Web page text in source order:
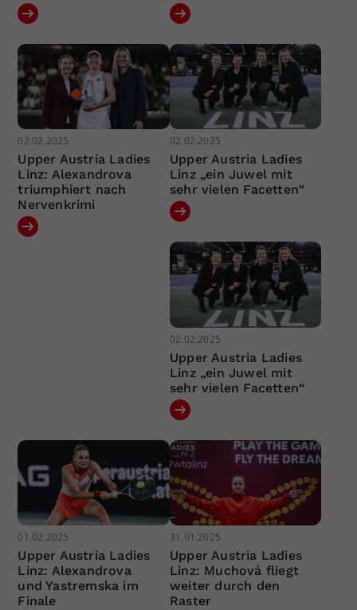
02.02.2025
Upper Austria Ladies
Linz: Alexandrova
triumphiert nach
Nervenkrimi
02.02.2025
Upper Austria Ladies
Linz „ein Juwel mit
sehr vielen Facetten“
02.02.2025
Upper Austria Ladies
Linz „ein Juwel mit
sehr vielen Facetten“
01.02.2025
Upper Austria Ladies
Linz: Alexandrova
und Yastremska im
Finale
31.01.2025
Upper Austria Ladies
Linz: Muchová fliegt
weiter durch den
Raster